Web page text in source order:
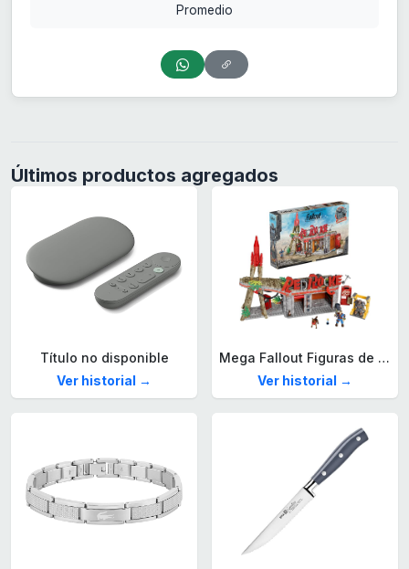
Promedio
Últimos productos agregados
Título no disponible
Ver historial →
Mega Fallout Figuras de acción y Juguetes de construcción, Parada de Camiones Red Rocket con 824 Piezas, 2 Personajes articulados y Accesorios, para coleccionistas, HXT00
Ver historial →